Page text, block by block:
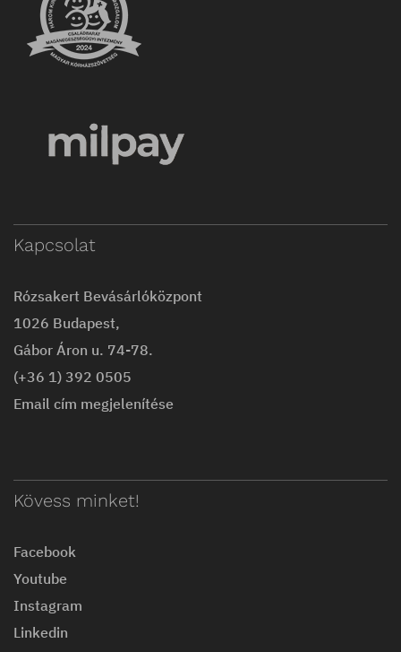
Kapcsolat
Rózsakert Bevásárlóközpont
1026 Budapest,
Gábor Áron u. 74-78.
(+36 1) 392 0505
Email cím megjelenítése
Kövess minket!
Facebook
Youtube
Instagram
Linkedin